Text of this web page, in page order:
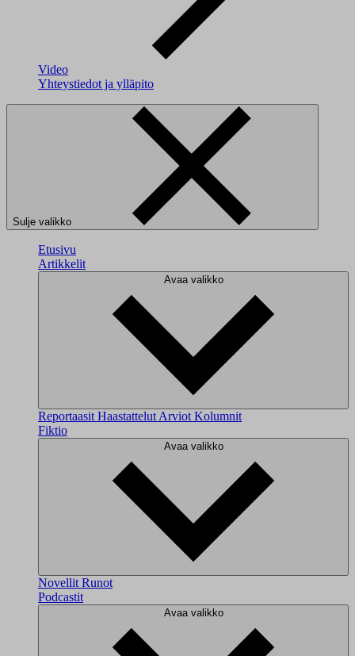
Video
Yhteystiedot ja ylläpito
Sulje valikko
Etusivu
Artikkelit
Avaa valikko
Reportaasit Haastattelut Arviot Kolumnit
Fiktio
Avaa valikko
Novellit Runot
Podcastit
Avaa valikko